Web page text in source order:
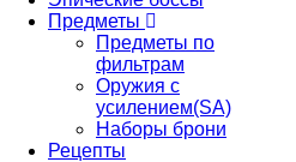
Предметы
Предметы по
фильтрам
Оружия с
усилением(SA)
Наборы брони
Рецепты